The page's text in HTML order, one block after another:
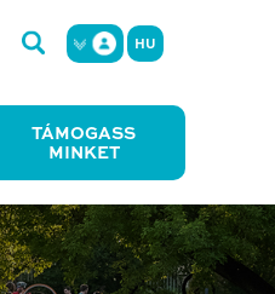
HU
TÁMOGASS
MINKET